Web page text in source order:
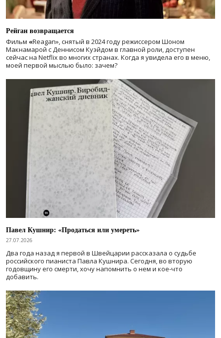
Рейган возвращается
Фильм «Reagan», снятый в 2024 годурежиссером Шоном
Макнамарой с Деннисом Куэйдом в главной роли, доступен
сейчас на Netflix во многих странах. Когда я увидела его в меню,
моей первой мыслью было: зачем?
Павел Кушнир: «Продаться или умереть»
27.07.2026
Два года назад я первой в Швейцарии рассказала о судьбе
российского пианиста Павла Кушнира. Сегодня, во вторую
годовщину его смерти, хочу напомнить о нем и кое-что
добавить.